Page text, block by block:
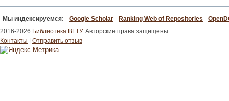
Мы индексируемся: Google Scholar Ranking Web of Repositories
2016-2026 Библиотека ВГТУ. Авторские права защищены.
Контакты
Отправить отзыв